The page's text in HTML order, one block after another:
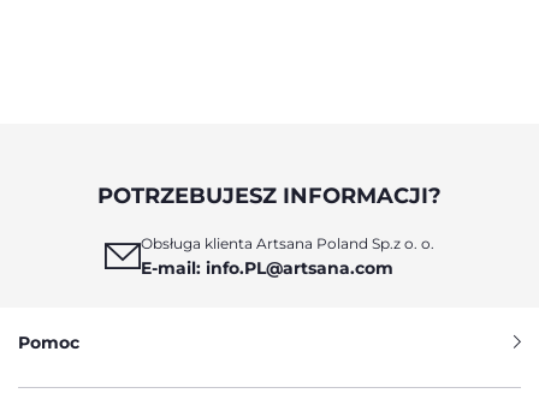
POTRZEBUJESZ INFORMACJI?
Obsługa klienta Artsana Poland Sp.z o. o.
E-mail: info.PL@artsana.com
Pomoc